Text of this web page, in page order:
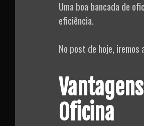
Uma boa bancada de
eficiência.
No post de hoje,
Oficina